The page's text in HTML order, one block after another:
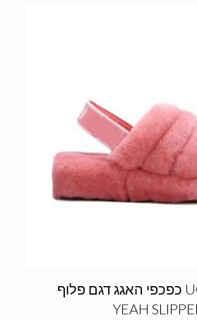
כפכפי האגג דגם פלוף UGG FLUFF
YEAH